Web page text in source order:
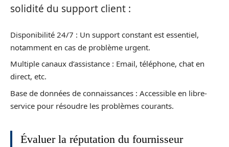
solidité du support client :
Disponibilité 24/7 : Un support constant est essentiel,
notamment en cas de problème urgent.
Multiple canaux d’assistance : Email, téléphone, chat en
direct, etc.
Base de données de connaissances : Accessible en libre-
service pour résoudre les problèmes courants.
Évaluer la réputation du fournisseur